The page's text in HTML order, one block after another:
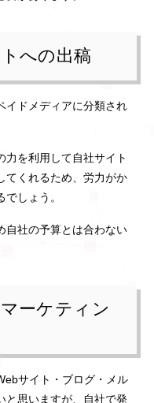
への出稿
イドメディアに分類され
力を利用して自社サイト
てくれるため、労力がか
しょう。
自社の予算とは合わない
ーケティン
サイト・ブログ・メル
と思いますが、自社で発